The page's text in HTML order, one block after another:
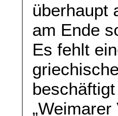
überhaupt
am Ende
Es fehlt